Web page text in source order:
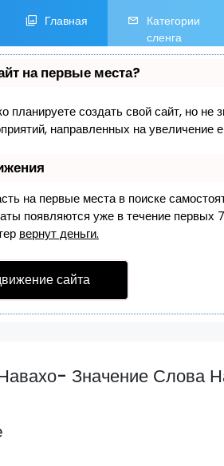
Главная
Категории
сленга
на первые места?
планируете создать свой сайт, но не
направленных на увеличение
на первые места в поиске
появляются уже в течение первых
вернут деньги.
сайта
Значение Слова